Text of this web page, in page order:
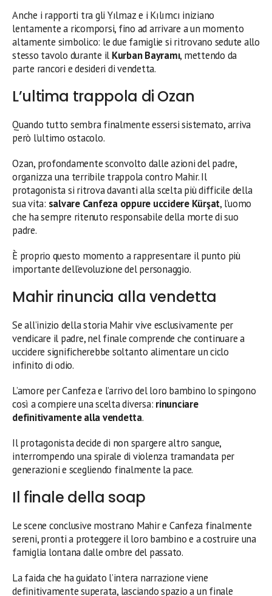
Anche i rapporti tra gli Yılmaz e i Kılımcı iniziano
lentamente a ricomporsi, fino ad arrivare a un momento
altamente simbolico: le due famiglie si ritrovano sedute allo
stesso tavolo durante il Kurban Bayramı, mettendo da
parte rancori e desideri di vendetta.
L’ultima trappola di Ozan
Quando tutto sembra finalmente essersi sistemato, arriva
però l’ultimo ostacolo.
Ozan, profondamente sconvolto dalle azioni del padre,
organizza una terribile trappola contro Mahir. Il
protagonista si ritrova davanti alla scelta più difficile della
sua vita: salvare Canfeza oppure uccidere Kürşat, l’uomo
che ha sempre ritenuto responsabile della morte di suo
padre.
È proprio questo momento a rappresentare il punto più
importante dell’evoluzione del personaggio.
Mahir rinuncia alla vendetta
Se all’inizio della storia Mahir vive esclusivamente per
vendicare il padre, nel finale comprende che continuare a
uccidere significherebbe soltanto alimentare un ciclo
infinito di odio.
L’amore per Canfeza e l’arrivo del loro bambino lo spingono
così a compiere una scelta diversa: rinunciare
definitivamente alla vendetta.
Il protagonista decide di non spargere altro sangue,
interrompendo una spirale di violenza tramandata per
generazioni e scegliendo finalmente la pace.
Il finale della soap
Le scene conclusive mostrano Mahir e Canfeza finalmente
sereni, pronti a proteggere il loro bambino e a costruire una
famiglia lontana dalle ombre del passato.
La faida che ha guidato l’intera narrazione viene
definitivamente superata, lasciando spazio a un finale